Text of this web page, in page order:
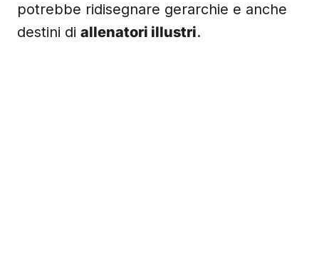
potrebbe ridisegnare gerarchie e anche
destini di allenatori illustri.